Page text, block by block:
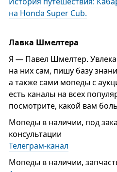
на Honda Super Cub.
Лавка Шмелтера
Я — Павел Шмелтер.
на них сам, пишу базу
а также сами мопеды с
есть каналы на всех
посмотрите, какой вам
Мопеды в наличии, под
консультации
Телеграм-канал
Мопеды в наличии,